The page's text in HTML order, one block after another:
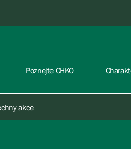
Poznejte CHKO
akce